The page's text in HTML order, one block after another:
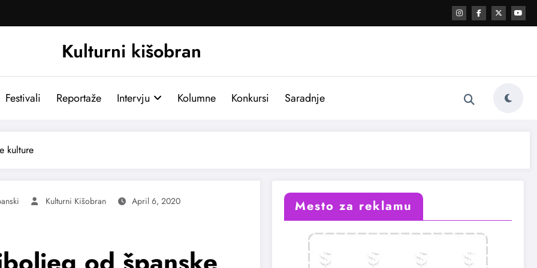
Kulturni kišobran
Festivali Reportaže Intervju Kolumne Konkursi Saradnje
kulture
Kulturni Kišobran April 6, 2020 Mesto za reklamu